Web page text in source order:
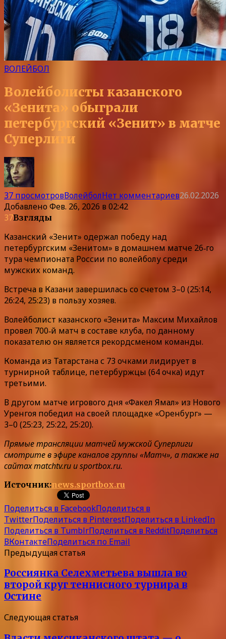
ВОЛЕЙБОЛ
Волейболисты казанского
«Зенита» обыграли
петербургский «Зенит» в матче
Суперлиги
37 просмотровВолейболНет комментариев26.02.2026
ДобавленоФев. 26, 2026 в 02:42
37Взгляды
Казанский «Зенит» одержал победу над
петербургским «Зенитом» в домашнем матче 26‑го
тура чемпионата России по волейболу среди
мужских команд.
Встреча в Казани завершилась со счетом 3–0 (25:14,
26:24, 25:23) в пользу хозяев.
Волейболист казанского «Зенита» Максим Михайлов
провел 700‑й матч в составе клуба, по данному
показателю он является рекордсменом команды.
Команда из Татарстана с 73 очками лидирует в
турнирной таблице, петербуржцы (64 очка) идут
третьими.
В другом матче игрового дня «Факел Ямал» из Нового
Уренгоя победил на своей площадке «Оренбург» —
3–0 (25:23, 25:22, 25:20).
Прямые трансляции матчей мужской Суперлиги
смотрите в эфире каналов группы «Матч», а также на
сайтах matchtv.ru и sportbox.ru.
Источник:news.sportbox.ru
Поделиться в FacebookПоделиться в
TwitterПоделиться в PinterestПоделиться в LinkedIn
Поделиться в TumblrПоделиться в RedditПоделиться
ВКонтактеПоделиться по Email
Предыдущая статья
Россиянка Селехметьева вышла во
второй круг теннисного турнира в
Остине
Следующая статья